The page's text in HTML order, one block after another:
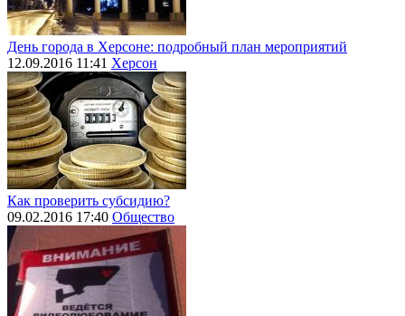
День города в Херсоне: подробный план мероприятий
12.09.2016 11:41 Херсон
Как проверить субсидию?
09.02.2016 17:40 Общество